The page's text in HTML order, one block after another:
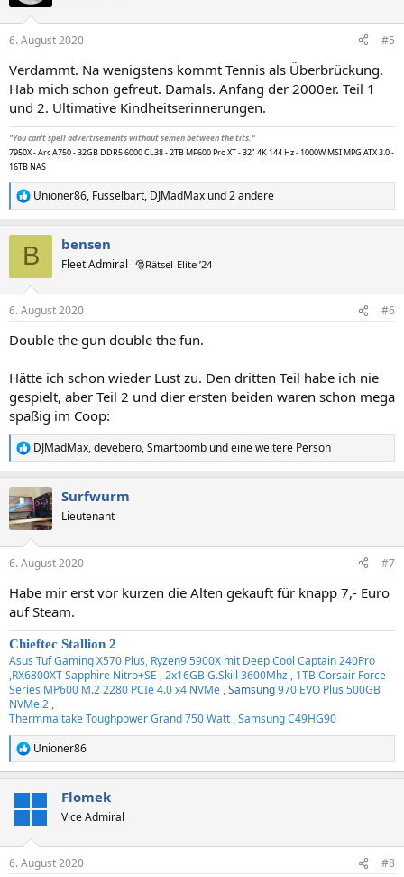
e
:
6. August 2020 #5
Verdammt. Na wenigstens kommt Tennis als Überbrückung.
Hab mich schon gefreut. Damals. Anfang der 2000er. Teil 1
und 2. Ultimative Kindheitserinnerungen.
"You can't spell advertisements without semen between the tits."
7950X - Arc A750 - 32GB DDR5 6000 CL38 - 2TB MP600 Pro XT - 32" 4K 144 Hz - 1000W MSI MPG ATX 3.0 -
16TB NAS
R
e
e
:
Unioner86, Fusselbart, DJMadMax und 2 andere
B bensen
Fleet Admiral 🎅Rätsel-Elite ’24
6. August 2020 #6
Double the gun double the fun.
Hätte ich schon wieder Lust zu. Den dritten Teil habe ich nie
gespielt, aber Teil 2 und dier ersten beiden waren schon mega
spaßig im Coop:
R
e
k
t
i
e
:
DJMadMax,devebero,Smartbomb und eine weitere Person
Surfwurm
Lieutenant
6. August 2020 #7
Habe mir erst vor kurzen die Alten gekauft für knapp 7,- Euro
auf Steam.
Chieftec Stallion 2
Asus Tuf Gaming X570 Plus, Ryzen9 5900X mit Deep Cool Captain 240Pro
,RX6800XT Sapphire Nitro+SE , 2x16GB G.Skill 3600Mhz , 1TB Corsair Force
Series MP600 M.2 2280 PCIe 4.0 x4 NVMe ,Samsung970 EVO Plus 500GB
NVMe.2 ,
Thermmaltake Toughpower Grand 750 Watt , Samsung C49HG90
R
e
k
t
i
e
Unioner86
Flomek
Vice Admiral
6. August 2020 #8